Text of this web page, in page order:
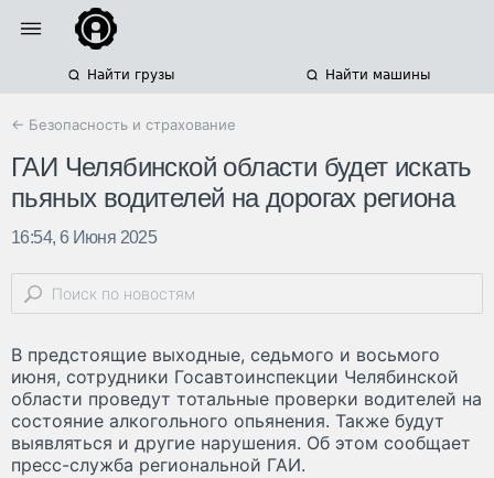
Найти грузы Найти машины
← Безопасность и страхование
ГАИ Челябинской области будет искать
пьяных водителей на дорогах региона
16:54, 6 Июня 2025
В предстоящие выходные, седьмого и восьмого
июня, сотрудники Госавтоинспекции Челябинской
области проведут тотальные проверки водителей на
состояние алкогольного опьянения. Также будут
выявляться и другие нарушения. Об этом сообщает
пресс-служба региональной ГАИ.